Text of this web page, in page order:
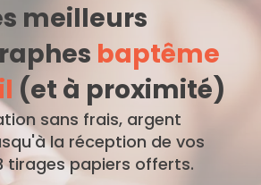
meilleurs
baptême
(et à proximité)
sans frais, argent
la réception de vos
tirages papiers offerts.